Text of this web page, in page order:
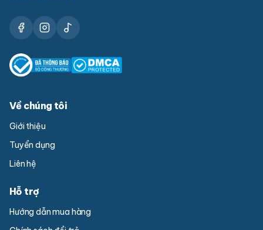
Về chúng tôi
Giới thiệu
Tuyển dụng
Liên hệ
Hỗ trợ
Hướng dẫn mua hàng